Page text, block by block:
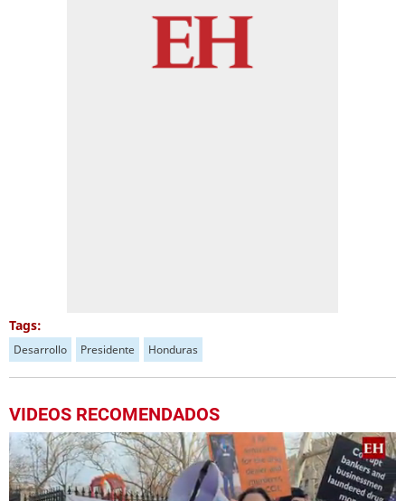
Tags:
Desarrollo Presidente Honduras
VIDEOS RECOMENDADOS